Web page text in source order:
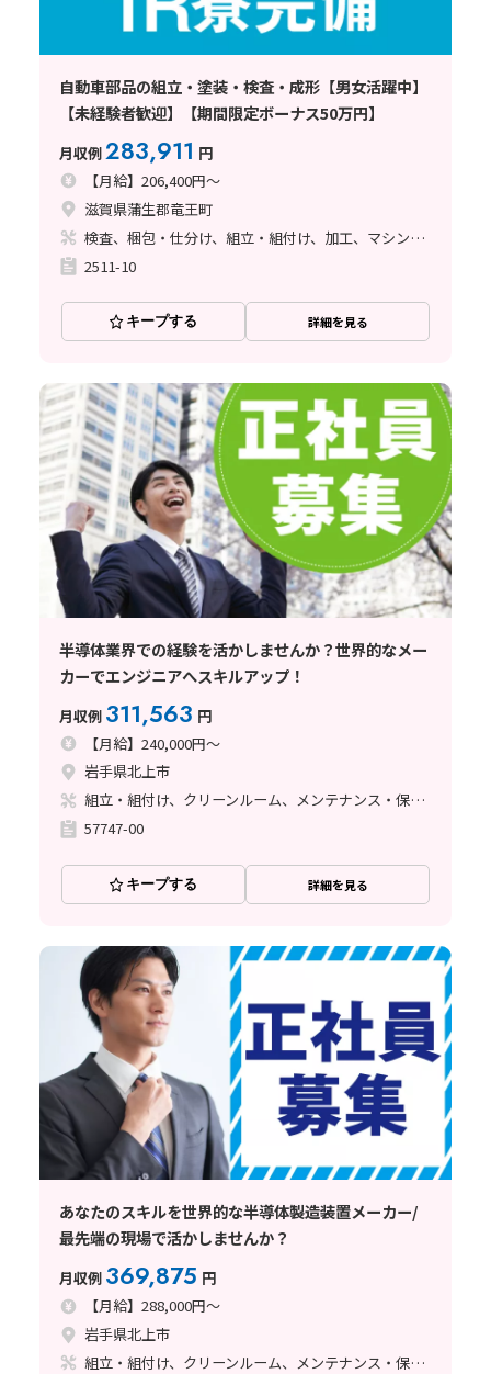
自動車部品の組立・塗装・検査・成形【男女活躍中】
【未経験者歓迎】【期間限定ボーナス50万円】
月収例283,911 円
【月給】206,400円～
滋賀県蒲生郡竜王町
検査、梱包・仕分け、組立・組付け、加工、マシンオペレーター、ライン作業、立ち作業、塗装、バリ取り
2511-10
キープする 詳細を見る
半導体業界での経験を活かしませんか？世界的なメー
カーでエンジニアへスキルアップ！
月収例 311,563 円
【月給】240,000円～
岩手県北上市
組立・組付け、クリーンルーム、メンテナンス・保全、立ち作業、その他
57747-00
キープする 詳細を見る
あなたのスキルを世界的な半導体製造装置メーカー/
最先端の現場で活かしませんか？
月収例 369,875 円
【月給】288,000円～
岩手県北上市
組立・組付け、クリーンルーム、メンテナンス・保全、立ち作業、その他